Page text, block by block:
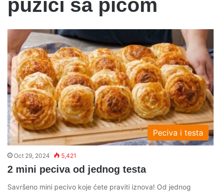
puzici sa picom
Peciva i testa
Oct 29, 2024 5,421
2 mini peciva od jednog testa
Savršeno mini pecivo koje ćete praviti iznova! Od jednog